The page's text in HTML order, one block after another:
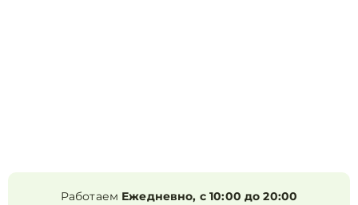
Работаем Ежедневно, с 10:00 до 20:00